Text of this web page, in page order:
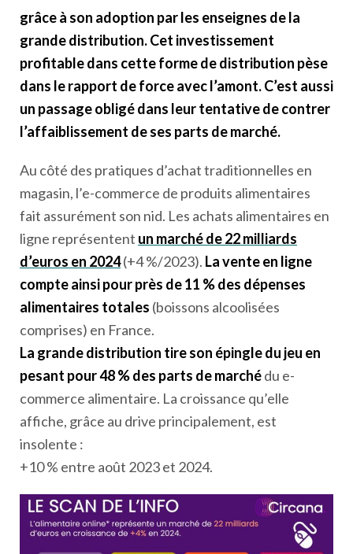
grâce à son adoption par les enseignes de la
grande distribution. Cet investissement
profitable dans cette forme de distribution pèse
dans le rapport de force avec l’amont. C’est aussi
un passage obligé dans leur tentative de contrer
l’affaiblissement de ses parts de marché.
Au côté des pratiques d’achat traditionnelles en
magasin, l’e-commerce de produits alimentaires
fait assurément son nid. Les achats alimentaires en
ligne représentent un marché de 22 milliards
d’euros en 2024(+4 %/2023). La vente en ligne
compte ainsi pour près de 11 % des dépenses
alimentaires totales (boissons alcoolisées
comprises) en France.
La grande distribution tire son épingle du jeu en
pesant pour 48 % des parts de marchédu e-
commerce alimentaire. La croissance qu’elle
affiche, grâce au drive principalement, est
insolente :
+10 % entre août 2023 et 2024.